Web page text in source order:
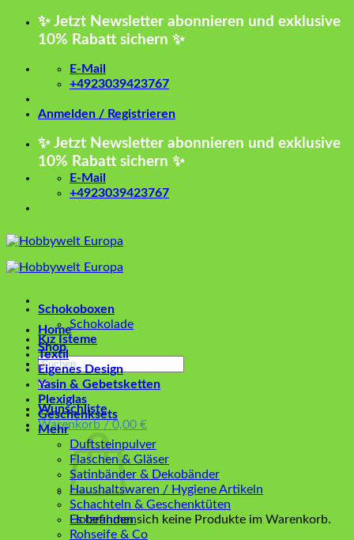
Zum
✨ Jetzt Newsletter abonnieren und exklusive
10% Rabatt sichern ✨
E-Mail
+4923039423767
Anmelden / Registrieren
✨ Jetzt Newsletter abonnieren und exklusive
10% Rabatt sichern ✨
E-Mail
+4923039423767
Home
Shop
Suchen
nach:
Wunschliste
Warenkorb / 0,00 €
Es befinden sich keine Produkte im Warenkorb.
Schokoboxen
Schokolade
Kız İsteme
Textil
Eigenes Design
Yasin & Gebetsketten
Plexiglas
Geschenksets
Mehr
Duftsteinpulver
Flaschen & Gläser
Satinbänder & Dekobänder
Haushaltswaren / Hygiene Artikeln
Schachteln & Geschenktüten
Holzrahmen
Rohseife & Co